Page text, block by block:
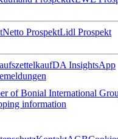
Netto ProspektLidl Prospekt
kaufDA InsightsApp
of Bonial International
information